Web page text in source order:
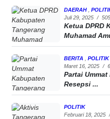
DAERAH
Juli 29, 2025 /
Ketua DPRD
Muhamad
BERITA
POLITIK
Maret 16, 2025 /
Partai
Resepsi ...
POLITIK
Februari 18, 2025 /